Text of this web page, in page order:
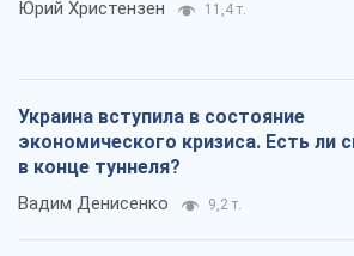
Юрий Христензен 11,4 т.
Украина вступила в состояние
экономического кризиса. Есть ли
в конце туннеля?
Вадим Денисенко 9,2 т.